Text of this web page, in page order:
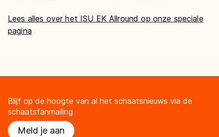
Lees alles over het ISU EK Allround op onze speciale
pagina
Blijf op de hoogte van al het schaatsnieuws via de
schaatsfanmailing
Meld je aan